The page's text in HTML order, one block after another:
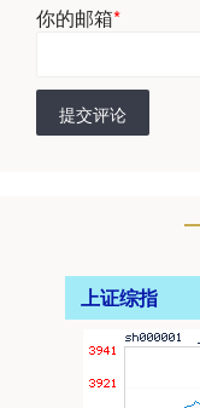
你的邮箱*
提交评论
上证综指